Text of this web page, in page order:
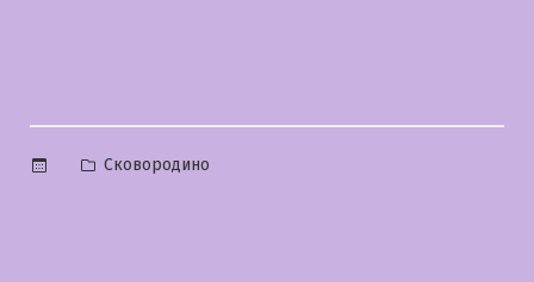
Опубликовано
Сковородино